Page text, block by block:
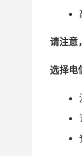
请注意
选择电